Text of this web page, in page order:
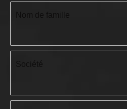
Société